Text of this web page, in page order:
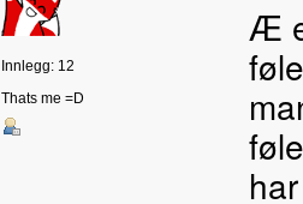
Innlegg: 12
Thats me =D
Æ